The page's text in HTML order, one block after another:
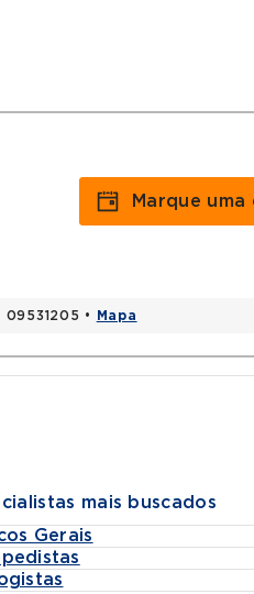
• Mapa
Marque uma
mais buscados
Gerais